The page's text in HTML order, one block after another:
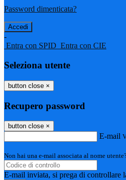
Password dimenticata?
-
Entra con SPID Entra con CIE
Seleziona utente
button close ×
Recupero password
button close ×
E-mail
Non hai una e-mail associata al nome
E-mail inviata, si prega di controllare